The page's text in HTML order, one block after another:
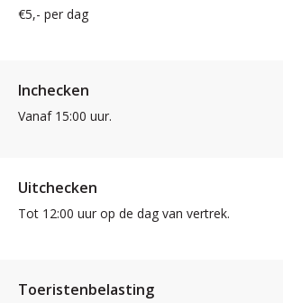
€5,- per dag
Inchecken
Vanaf 15:00 uur.
Uitchecken
Tot 12:00 uur op de dag van vertrek.
Toeristenbelasting